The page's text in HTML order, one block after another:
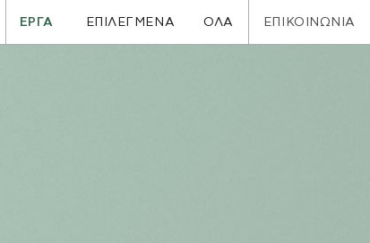
ΕΡΓΑ ΕΠΙΛΕΓΜΕΝΑ ΟΛΑ ΕΠΙΚΟΙΝΩΝΙΑ